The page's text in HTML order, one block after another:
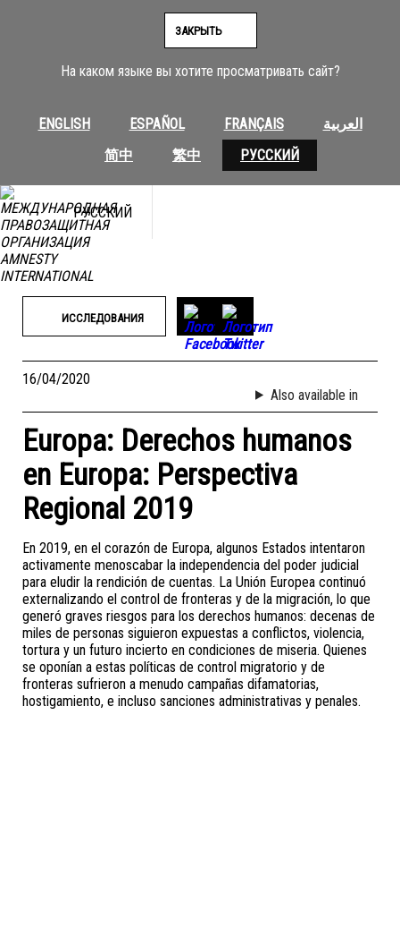
На каком языке вы хотите просматривать сайт?
ENGLISH ESPAÑOL FRANÇAIS
العربية
简中
繁中 РУССКИЙ
ЗАКРЫТЬ
РУССКИЙ
ИССЛЕДОВАНИЯ
16/04/2020
Also available in
Europa: Derechos humanos
en Europa: Perspectiva
Regional 2019
En 2019, en el corazón de Europa, algunos Estados intentaron
activamente menoscabar la independencia del poder judicial
para eludir la rendición de cuentas. La Unión Europea continuó
externalizando el control de fronteras y de la migración, lo que
generó graves riesgos para los derechos humanos: decenas de
miles de personas siguieron expuestas a conflictos, violencia,
tortura y un futuro incierto en condiciones de miseria. Quienes
se oponían a estas políticas de control migratorio y de
fronteras sufrieron a menudo campañas difamatorias,
hostigamiento, e incluso sanciones administrativas y penales.